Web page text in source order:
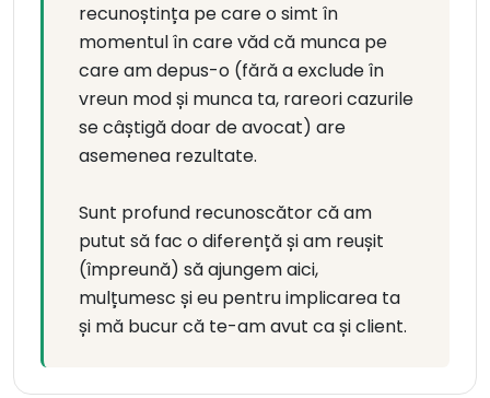
recunoștința pe care o simt în
momentul în care văd că munca pe
care am depus-o (fără a exclude în
vreun mod și munca ta, rareori cazurile
se câștigă doar de avocat) are
asemenea rezultate.
Sunt profund recunoscător că am
putut să fac o diferență și am reușit
(împreună) să ajungem aici,
mulțumesc și eu pentru implicarea ta
și mă bucur că te-am avut ca și client.